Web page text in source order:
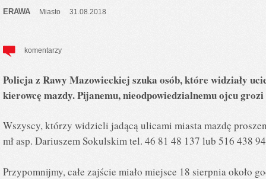
ERAWA Miasto 31.08.2018
komentarzy
Policja z Rawy Mazowieckiej szuka osób, które widziały
kierowcę mazdy. Pijanemu, nieodpowiedzialnemu ojcu
Wszyscy, którzy widzieli jadącą ulicami miasta mazdę
mł asp. Dariuszem Sokulskim tel. 46 81 48 137 lub 516 438
Przypomnijmy, całe zajście miało miejsce 18 sierpnia około